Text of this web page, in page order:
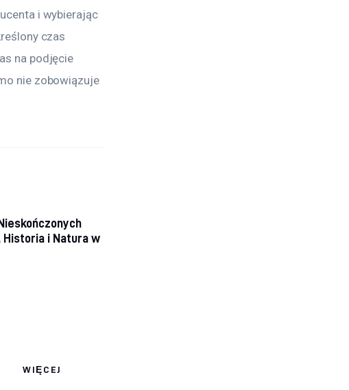
i wybierając
czas
na podjęcie
nie zobowiązuje
i Natura w
WIĘCEJ